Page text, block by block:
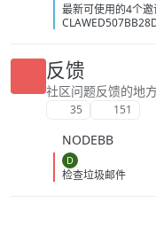
最新可使用的4个
反馈
社区问题反馈的地方
35 151
NODEBB
D
检查垃圾邮件